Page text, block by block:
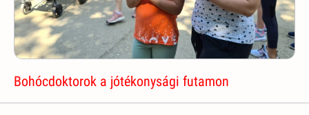
Bohócdoktorok a jótékonysági futamon